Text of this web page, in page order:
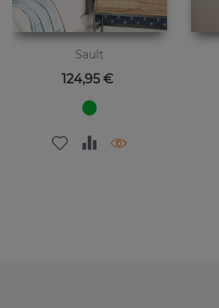
Sault
Цена
124,95 €